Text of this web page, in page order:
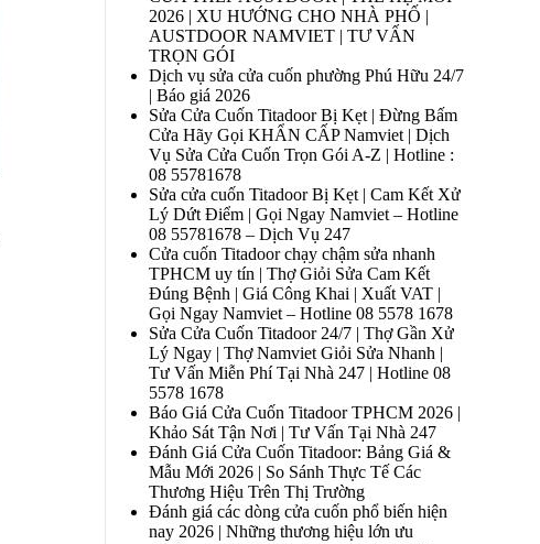
2026 | XU HƯỚNG CHO NHÀ PHỐ |
AUSTDOOR NAMVIET | TƯ VẤN
TRỌN GÓI
Dịch vụ sửa cửa cuốn phường Phú Hữu 24/7
| Báo giá 2026
Sửa Cửa Cuốn Titadoor Bị Kẹt | Đừng Bấm
Cửa Hãy Gọi KHẨN CẤP Namviet | Dịch
Vụ Sửa Cửa Cuốn Trọn Gói A-Z | Hotline :
08 55781678
Sửa cửa cuốn Titadoor Bị Kẹt | Cam Kết Xử
Lý Dứt Điểm | Gọi Ngay Namviet – Hotline
08 55781678 – Dịch Vụ 247
Cửa cuốn Titadoor chạy chậm sửa nhanh
TPHCM uy tín | Thợ Giỏi Sửa Cam Kết
Đúng Bệnh | Giá Công Khai | Xuất VAT |
Gọi Ngay Namviet – Hotline 08 5578 1678
Sửa Cửa Cuốn Titadoor 24/7 | Thợ Gần Xử
Lý Ngay | Thợ Namviet Giỏi Sửa Nhanh |
Tư Vấn Miễn Phí Tại Nhà 247 | Hotline 08
5578 1678
Báo Giá Cửa Cuốn Titadoor TPHCM 2026 |
Khảo Sát Tận Nơi | Tư Vấn Tại Nhà 247
Đánh Giá Cửa Cuốn Titadoor: Bảng Giá &
Mẫu Mới 2026 | So Sánh Thực Tế Các
Thương Hiệu Trên Thị Trường
Đánh giá các dòng cửa cuốn phổ biến hiện
nay 2026 | Những thương hiệu lớn ưu